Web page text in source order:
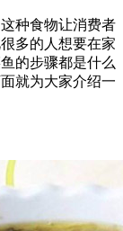
种食物让消费者
多的人想要在家
的步骤都是什么
就为大家介绍一